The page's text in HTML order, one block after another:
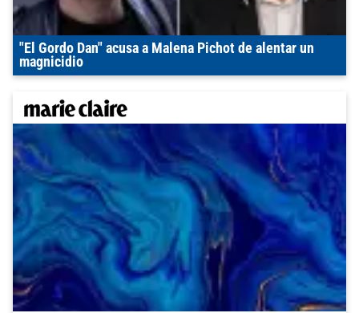
"El Gordo Dan" acusa a Malena Pichot de alentar un
magnicidio